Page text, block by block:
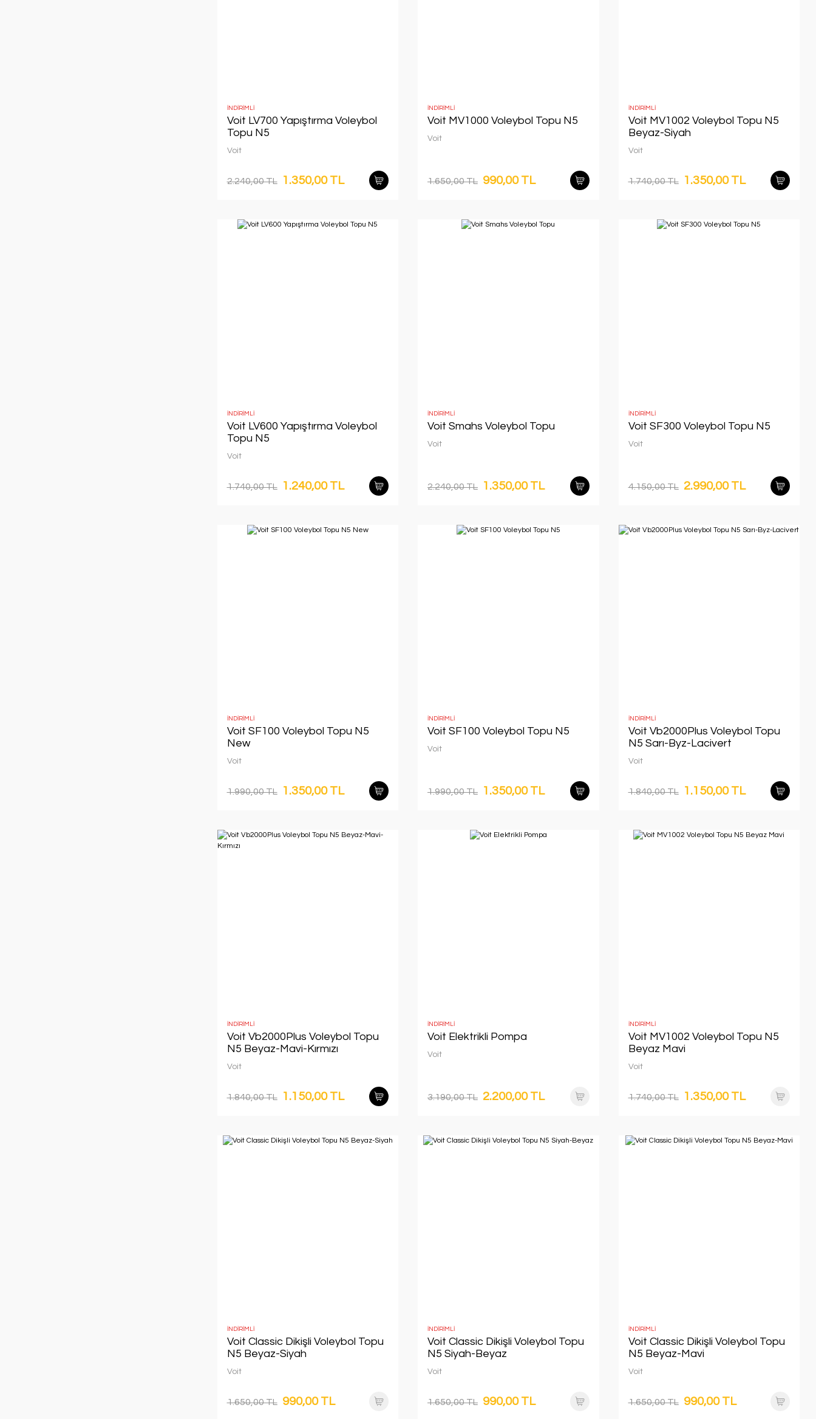
İNDİRİMLİ
Voit LV700 Yapıştırma Voleybol
Topu N5
Voit
2.240,00 TL 1.350,00 TL
İNDİRİMLİ
Voit MV1000 Voleybol Topu N5
Voit
1.650,00 TL 990,00 TL
İNDİRİMLİ
Voit MV1002 Voleybol Topu N5
Beyaz-Siyah
Voit
1.740,00 TL 1.350,00 TL
İNDİRİMLİ
Voit LV600 Yapıştırma Voleybol
Topu N5
Voit
1.740,00 TL 1.240,00 TL
İNDİRİMLİ
Voit Smahs Voleybol Topu
Voit
2.240,00 TL 1.350,00 TL
İNDİRİMLİ
Voit SF300 Voleybol Topu N5
Voit
4.150,00 TL 2.990,00 TL
İNDİRİMLİ
Voit SF100 Voleybol Topu N5
New
Voit
1.990,00 TL 1.350,00 TL
İNDİRİMLİ
Voit SF100 Voleybol Topu N5
Voit
1.990,00 TL 1.350,00 TL
İNDİRİMLİ
Voit Vb2000Plus Voleybol Topu
N5 Sarı-Byz-Lacivert
Voit
1.840,00 TL 1.150,00 TL
İNDİRİMLİ
Voit Vb2000Plus Voleybol Topu
N5 Beyaz-Mavi-Kırmızı
Voit
1.840,00 TL 1.150,00 TL
İNDİRİMLİ
Voit Elektrikli Pompa
Voit
3.190,00 TL 2.200,00 TL
İNDİRİMLİ
Voit MV1002 Voleybol Topu N5
Beyaz Mavi
Voit
1.740,00 TL 1.350,00 TL
İNDİRİMLİ
Voit Classic Dikişli Voleybol Topu
N5 Beyaz-Siyah
Voit
1.650,00 TL 990,00 TL
İNDİRİMLİ
Voit Classic Dikişli Voleybol Topu
N5 Siyah-Beyaz
Voit
1.650,00 TL 990,00 TL
İNDİRİMLİ
Voit Classic Dikişli Voleybol Topu
N5 Beyaz-Mavi
Voit
1.650,00 TL 990,00 TL